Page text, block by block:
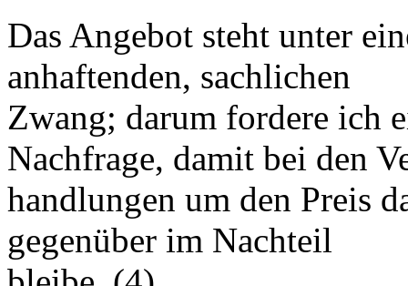
Das Angebot steht unter
anhaftenden, sachlichen
Zwang; darum fordere ich
Nachfrage, damit bei den
handlungen um den Preis
gegenüber im Nachteil